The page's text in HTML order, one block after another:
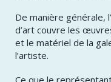
De manière générale,
d’art couvre les
et le matériel de la
l’artiste.